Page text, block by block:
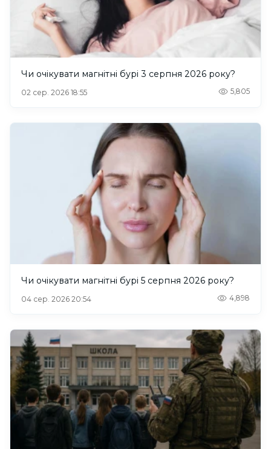
Чи очікувати магнітні бурі 3 серпня 2026 року?
02 сер. 2026 18:55 5,805
Чи очікувати магнітні бурі 5 серпня 2026 року?
04 сер. 2026 20:54 4,898